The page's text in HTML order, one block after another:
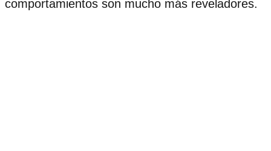
comportamientos son mucho más reveladores.